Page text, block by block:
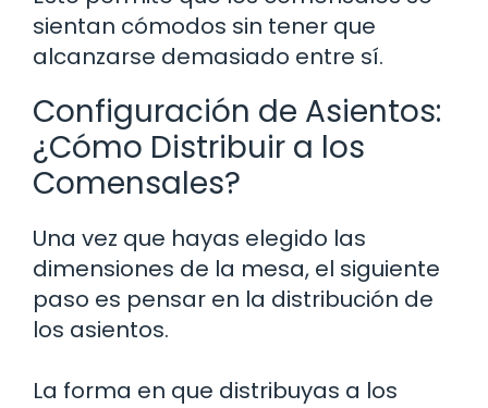
sientan cómodos sin tener que
alcanzarse demasiado entre sí.
Configuración de Asientos:
¿Cómo Distribuir a los
Comensales?
Una vez que hayas elegido las
dimensiones de la mesa, el siguiente
paso es pensar en la distribución de
los asientos.
La forma en que distribuyas a los